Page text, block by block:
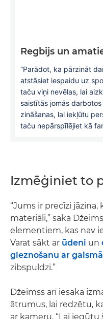
Regbijs un
“Parādot, ka pārzināt
atstāsiet iespaidu uz
taču viņi nevēlas, lai
saistītās jomās
zināšanas, lai iekļūtu
taču nepārspīlējiet kā
Izmēģiniet to
“Jums ir precīzi
materiāli,” saka
elementiem, kas nav
Varat sākt ar ūdeni un
gleznošanu ar
zibspuldzi.”
Džeimss arī iesaka
ātrumus, lai redzētu,
ar kameru. “Lai